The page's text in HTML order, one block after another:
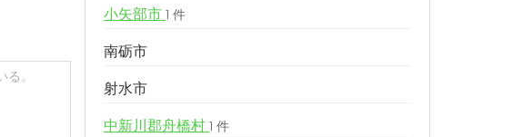
小矢部市 1 件
南砺市
射水市
中新川郡舟橋村 1 件